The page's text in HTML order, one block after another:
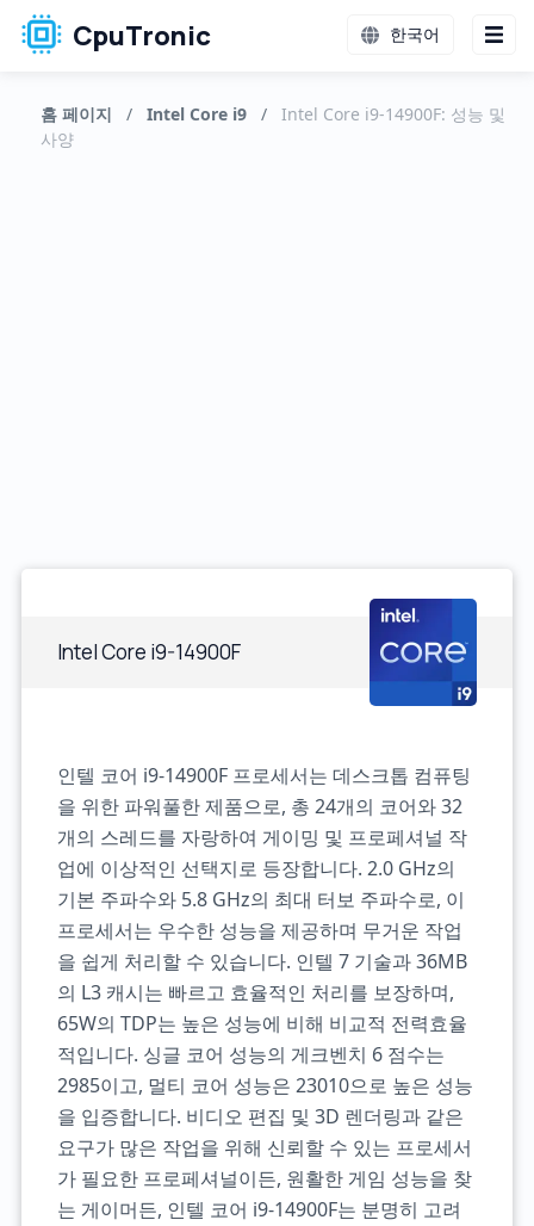
CpuTronic 한국어
홈 페이지 / Intel Core i9 /
Intel Core i9-14900F: 성능 및
사양
Intel Core i9-14900F
인텔 코어 i9-14900F 프로세서는 데스크톱 컴퓨팅
을 위한 파워풀한 제품으로, 총 24개의 코어와 32
개의 스레드를 자랑하여 게이밍 및 프로페셔널 작
업에 이상적인 선택지로 등장합니다. 2.0 GHz의
기본 주파수와 5.8 GHz의 최대 터보 주파수로, 이
프로세서는 우수한 성능을 제공하며 무거운 작업
을 쉽게 처리할 수 있습니다. 인텔 7 기술과 36MB
의 L3 캐시는 빠르고 효율적인 처리를 보장하며,
65W의 TDP는 높은 성능에 비해 비교적 전력효율
적입니다. 싱글 코어 성능의 게크벤치 6 점수는
2985이고, 멀티 코어 성능은 23010으로 높은 성능
을 입증합니다. 비디오 편집 및 3D 렌더링과 같은
요구가 많은 작업을 위해 신뢰할 수 있는 프로세서
가 필요한 프로페셔널이든, 원활한 게임 성능을 찾
는 게이머든, 인텔 코어 i9-14900F는 분명히 고려